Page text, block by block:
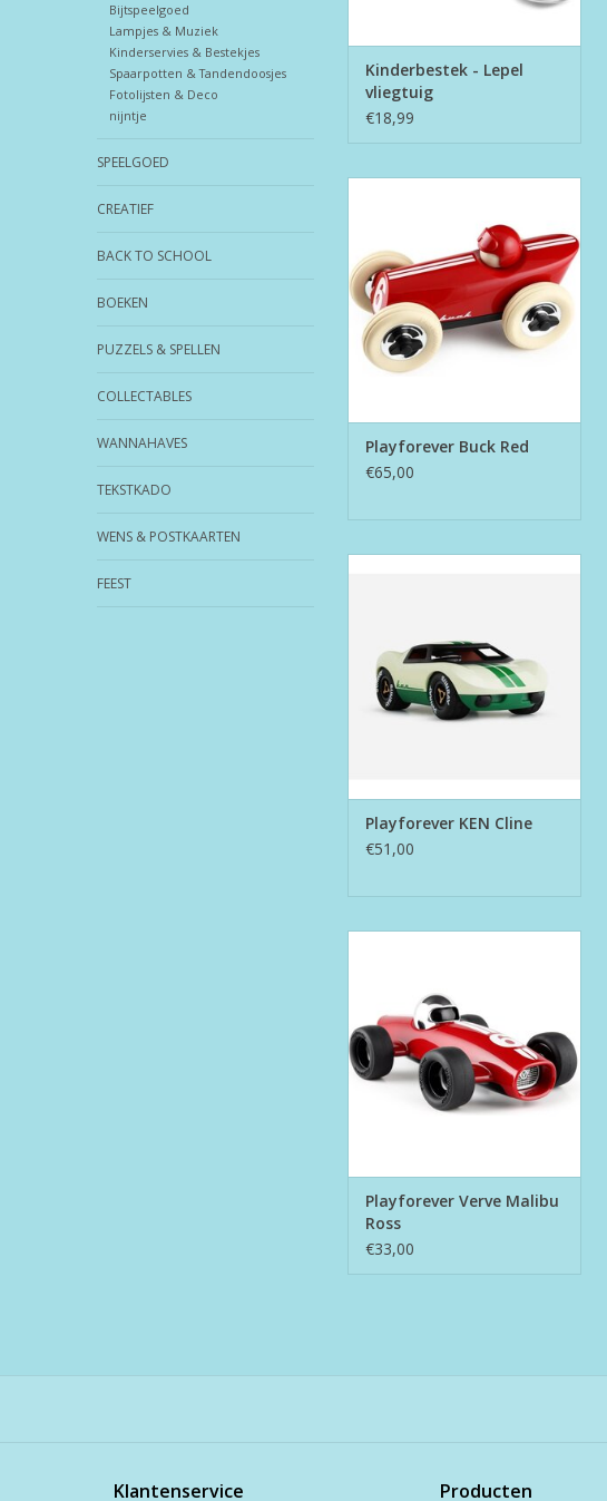
Bijtspeelgoed
Lampjes & Muziek
Kinderservies & Bestekjes
Spaarpotten & Tandendoosjes
Fotolijsten & Deco
nijntje
SPEELGOED
CREATIEF
BACK TO SCHOOL
BOEKEN
PUZZELS & SPELLEN
COLLECTABLES
WANNAHAVES
TEKSTKADO
WENS & POSTKAARTEN
FEEST
Kinderbestek - Lepel
vliegtuig
€18,99
TOEVOEGEN AAN WINKELWAGEN
Playforever Buck Red
€65,00
Playforever KEN Cline
€51,00
Playforever Verve Malibu
Ross
€33,00
Klantenservice Producten